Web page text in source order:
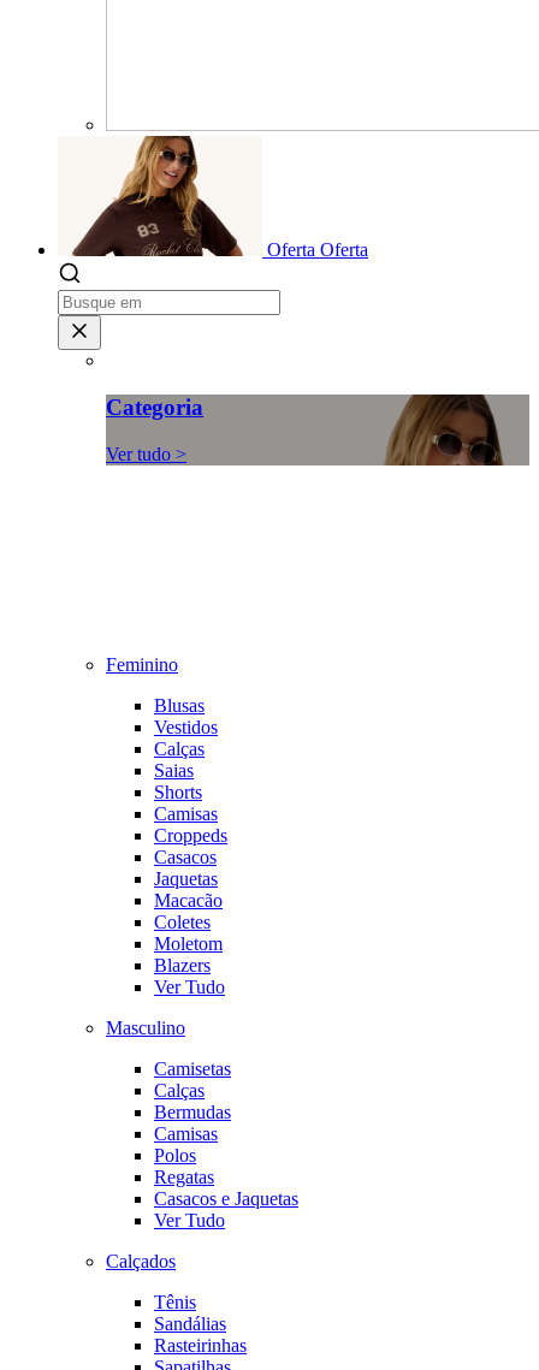
Oferta Oferta
Categoria
Ver tudo >
Feminino
Blusas
Vestidos
Calças
Saias
Shorts
Camisas
Croppeds
Casacos
Jaquetas
Macacão
Coletes
Moletom
Blazers
Ver Tudo
Masculino
Camisetas
Calças
Bermudas
Camisas
Polos
Regatas
Casacos e Jaquetas
Ver Tudo
Calçados
Tênis
Sandálias
Rasteirinhas